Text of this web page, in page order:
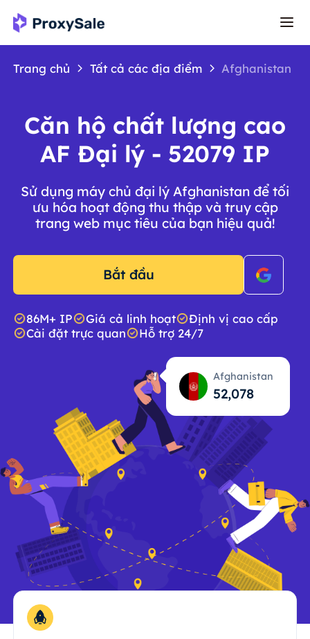
Trang chủ Tất cả các địa điểm Afghanistan
Căn hộ chất lượng cao
AF Đại lý - 52079 IP
Sử dụng máy chủ đại lý Afghanistan để tối
ưu hóa hoạt động thu thập và truy cập
trang web mục tiêu của bạn hiệu quả!
Bắt đầu
86M+ IP Giá cả linh hoạt
Định vị cao cấp
Cài đặt trực quan
Hỗ trợ 24/7
Afghanistan
52,079